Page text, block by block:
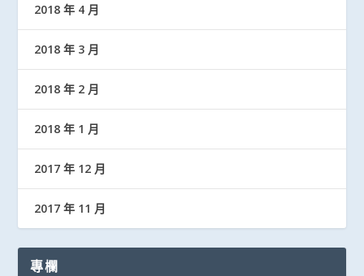
2018 年 4 月
2018 年 3 月
2018 年 2 月
2018 年 1 月
2017 年 12 月
2017 年 11 月
專欄